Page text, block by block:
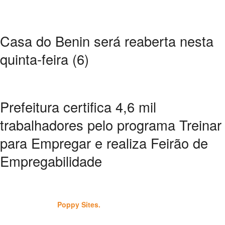
Casa do Benin será reaberta nesta
quinta-feira (6)
Prefeitura certifica 4,6 mil
trabalhadores pelo programa Treinar
para Empregar e realiza Feirão de
Empregabilidade
Poppy Sites.